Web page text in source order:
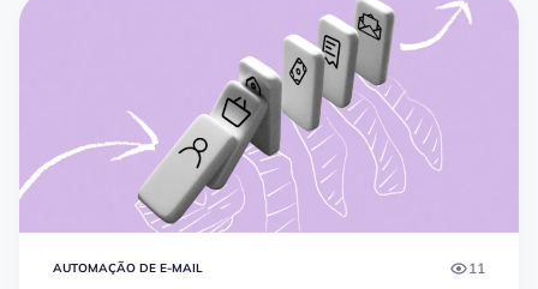
AUTOMAÇÃO DE E-MAIL 11